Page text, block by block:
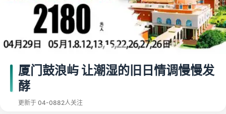
厦门鼓浪屿 让潮湿的旧日情调慢慢发
酵
更新于 04-0882人关注